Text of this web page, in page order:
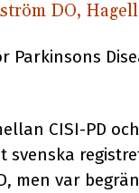
DO,
CISI-PD
men var